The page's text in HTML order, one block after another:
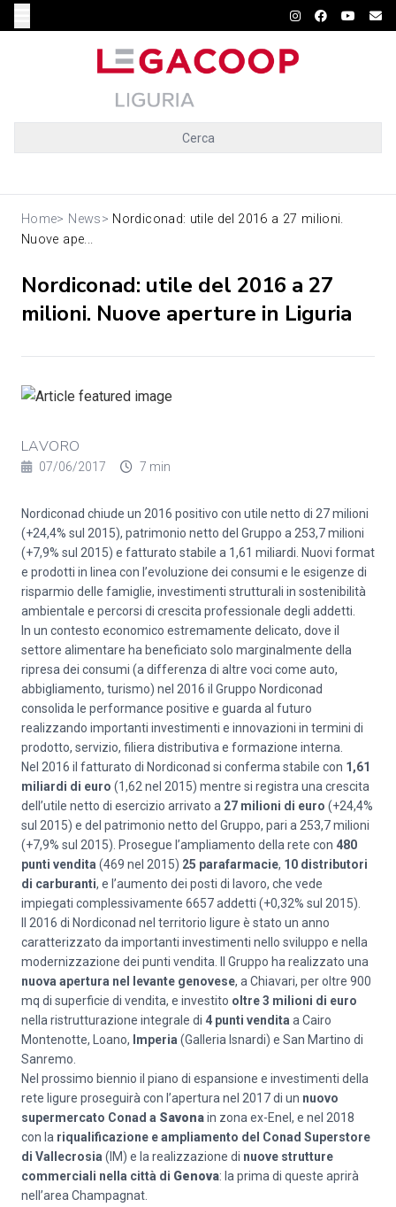
Cerca
Home> News> Nordiconad: utile del 2016 a 27 milioni.
Nuove ape...
Nordiconad: utile del 2016 a 27
milioni. Nuove aperture in Liguria
LAVORO
07/06/2017 7 min
Nordiconad chiude un 2016 positivo con utile netto di 27 milioni
(+24,4% sul 2015), patrimonio netto del Gruppo a 253,7 milioni
(+7,9% sul 2015) e fatturato stabile a 1,61 miliardi. Nuovi format
e prodotti in linea con l’evoluzione dei consumi e le esigenze di
risparmio delle famiglie, investimenti strutturali in sostenibilità
ambientale e percorsi di crescita professionale degli addetti.
In un contesto economico estremamente delicato, dove il
settore alimentare ha beneficiato solo marginalmente della
ripresa dei consumi (a differenza di altre voci come auto,
abbigliamento, turismo) nel 2016 il Gruppo Nordiconad
consolida le performance positive e guarda al futuro
realizzando importanti investimenti e innovazioni in termini di
prodotto, servizio, filiera distributiva e formazione interna.
Nel 2016 il fatturato di Nordiconad si conferma stabile con 1,61
miliardi di euro (1,62 nel 2015) mentre si registra una crescita
dell’utile netto di esercizio arrivato a 27 milioni di euro (+24,4%
sul 2015) e del patrimonio netto del Gruppo, pari a 253,7 milioni
(+7,9% sul 2015). Prosegue l’ampliamento della rete con 480
punti vendita (469 nel 2015) 25 parafarmacie, 10 distributori
di carburanti, e l’aumento dei posti di lavoro, che vede
impiegati complessivamente 6657 addetti (+0,32% sul 2015).
Il 2016 di Nordiconad nel territorio ligure è stato un anno
caratterizzato da importanti investimenti nello sviluppo e nella
modernizzazione dei punti vendita. Il Gruppo ha realizzato una
nuova apertura nel levante genovese, a Chiavari, per oltre 900
mq di superficie di vendita, e investito oltre 3 milioni di euro
nella ristrutturazione integrale di 4 punti vendita a Cairo
Montenotte, Loano, Imperia (Galleria Isnardi) e San Martino di
Sanremo.
Nel prossimo biennio il piano di espansione e investimenti della
rete ligure proseguirà con l’apertura nel 2017 di un nuovo
supermercato Conad a Savonain zona ex-Enel, e nel 2018
con la riqualificazione e ampliamento del Conad Superstore
di Vallecrosia (IM) e la realizzazione di nuove strutture
commerciali nella città di Genova: la prima di queste aprirà
nell’area Champagnat.